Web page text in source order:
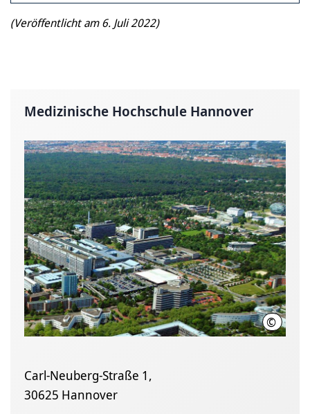
(Veröffentlicht am 6. Juli 2022)
Medizinische Hochschule Hannover
© Karin
Carl-Neuberg-Straße 1,
30625 Hannover